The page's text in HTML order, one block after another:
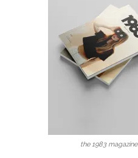
the 1983 magazine